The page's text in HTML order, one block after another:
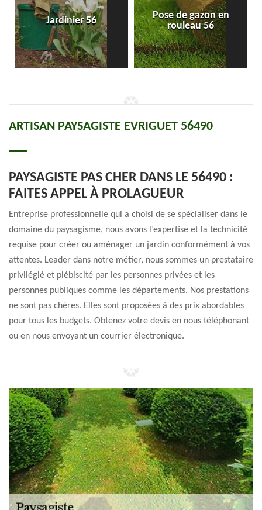
Jardinier 56
Pose de gazon en
rouleau 56
ARTISAN PAYSAGISTE EVRIGUET 56490
PAYSAGISTE PAS CHER DANS LE 56490 :
FAITES APPEL À PROLAGUEUR
Entreprise professionnelle qui a choisi de se spécialiser dans le
domaine du paysagisme, nous avons l’expertise et la technicité
requise pour créer ou aménager un jardin conformément à vos
attentes. Leader dans notre métier, nous sommes un prestataire
privilégié et plébiscité par les personnes privées et les
personnes publiques comme les départements. Nos prestations
ne sont pas chères. Elles sont proposées à des prix abordables
pour tous les budgets. Obtenez votre devis en nous téléphonant
ou en nous envoyant un courrier électronique.